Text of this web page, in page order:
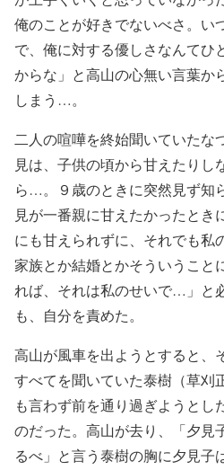
俺のことが好きでないべさ。い
で、俺に対する優しさなんてひ
からな」と高山の心無い言葉か
しまう…。
二人の喧嘩を終始聞いていたな
見は、子供の頃から甘えたりし
ら…。９歳のときに突然見ず知
見が一番親に甘えたかったとき
にも甘えられずに、それでも
家族とか結婚とかそういうこと
れば、それは私のせいで…」と
も、自分を責めた。
高山が風車を出ようとすると、
すべてを聞いていた泰樹（草刈
も言わず前を通り過ぎようとし
のだった。高山が去り、「夕見
るべ」と言う泰樹の胸に夕見子